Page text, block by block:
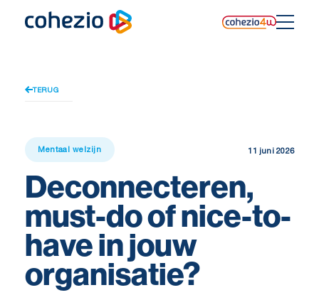
content
TERUG
Mentaal welzijn 11 juni 2026
Deconnecteren,
must-do of nice-to-
have in jouw
organisatie?